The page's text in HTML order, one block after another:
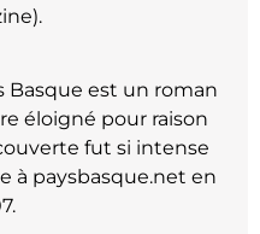
Basque est un roman
éloigné pour raison
fut si intense
à paysbasque.net en